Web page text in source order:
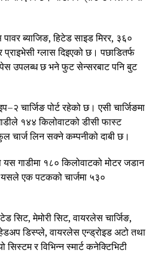
ब्याजिङ, हिटेड साइड मिरर, ३६०
प्राइभेसी ग्लास दिइएको छ। पछाडितर्फ
उपलब्ध छ भने फुट सेन्सरबाट पनि बुट
चार्जिङ पोर्ट रहेको छ। एसी चार्जिङमा
१४४ किलोवाटको डीसी फास्ट
चार्ज लिन सक्ने कम्पनीको दाबी छ।
यस गाडीमा १८० किलोवाटको मोटर जडान
एक पटकको चार्जमा ५३०
सिट, मेमोरी सिट, वायरलेस चार्जिङ,
डिस्प्ले, वायरलेस एन्ड्रोइड अटो तथा
र विभिन्न स्मार्ट कनेक्टिभिटी